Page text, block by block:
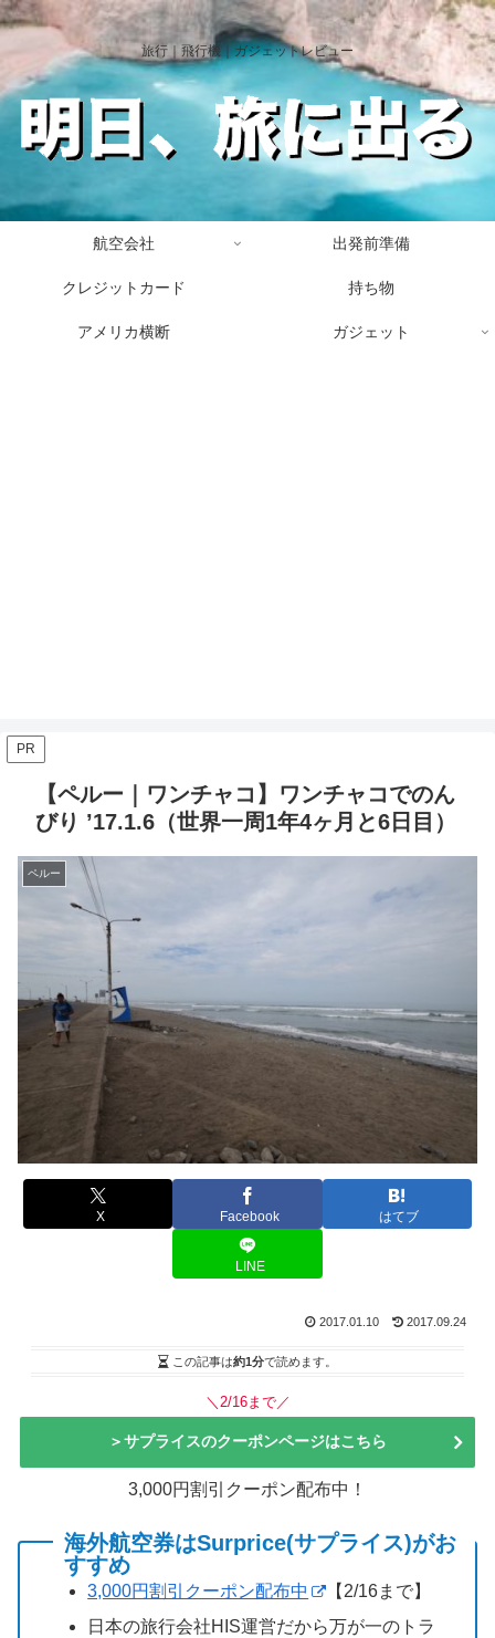
旅行｜飛行機｜ガジェットレビュー
航空会社 出発前準備
クレジットカード 持ち物
アメリカ横断 ガジェット
PR
【ペルー｜ワンチャコ】ワンチャコでのん
びり ’17.1.6（世界一周1年4ヶ月と6日目）
ペルー
X Facebook はてブ
LINE
2017.01.10 2017.09.24
この記事は約1分で読めます。
＼2/16まで／
＞サプライスのクーポンページはこちら
3,000円割引クーポン配布中！
海外航空券はSurprice(サプライス)がお
すすめ
3,000円割引クーポン配布中
【2/16まで】
日本の旅行会社HIS運営だから万が一のトラ